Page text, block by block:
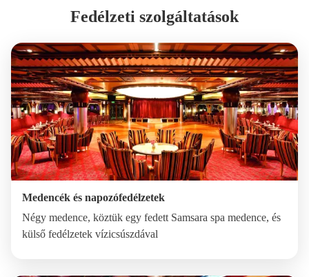
Fedélzeti szolgáltatások
Medencék és napozófedélzetek
Négy medence, köztük egy fedett Samsara spa medence, és
külső fedélzetek vízicsúszdával